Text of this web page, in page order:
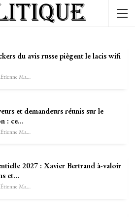
du avis russe piègent le lacis wifi
Sébastien-Étienne Marechal
et demandeurs réunis sur le
: ce…
Sébastien-Étienne Marechal
2027 : Xavier Bertrand à-valoir
et…
Sébastien-Étienne Marechal